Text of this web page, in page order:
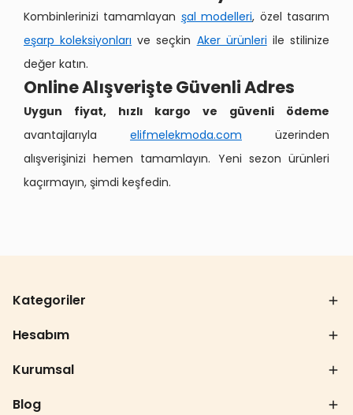
Kombinlerinizi tamamlayan şal modelleri, özel tasarım
eşarp koleksiyonları ve seçkin Aker ürünleri ile stilinize
değer katın.
Online Alışverişte Güvenli Adres
Uygun fiyat, hızlı kargo ve güvenli ödeme
avantajlarıyla elifmelekmoda.com üzerinden
alışverişinizi hemen tamamlayın. Yeni sezon ürünleri
kaçırmayın, şimdi keşfedin.
Kategoriler
Hesabım
Kurumsal
Blog